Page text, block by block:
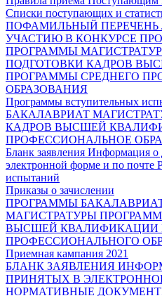
Списки поступающих и
ПОФАМИЛЬНЫЙ
УЧАСТИЮ В КОНКУРСЕ
ПРОГРАММЫ
ПОДГОТОВКИ КАДРОВ
ПРОГРАММЫ СРЕДНЕГО
ОБРАЗОВАНИЯ
Программы вступительных
БАКАЛАВРИАТ
КАДРОВ ВЫСШЕЙ
ПРОФЕССИОНАЛЬНОЕ
Бланк заявления Информация о
электронной форме и по почте
испытаний
Приказы о зачислении
ПРОГРАММЫ
МАГИСТРАТУРЫ
ВЫСШЕЙ КВАЛИФИКАЦИИ
ПРОФЕССИОНАЛЬНОГО
Приемная кампания 2021
БЛАНК ЗАЯВЛЕНИЯ
ПРИНЯТЫХ В
НОРМАТИВНЫЕ